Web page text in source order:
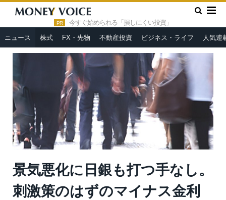
PR 今すぐ始められる「損しにくい投資」
ニュース 株式 FX・先物 不動産投資 ビジネス・ライフ 人気連
HOME » ニュース »
景気悪化に日銀も打つ手なし。刺激策のは
ずのマイナス金利が経済を冷やしている＝斎藤満
景気悪化に日銀も打つ手なし。
刺激策のはずのマイナス金利